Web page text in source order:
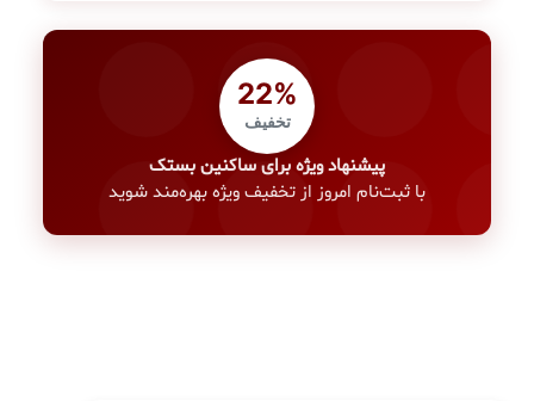
22%
تخفیف
پیشنهاد ویژه برای ساکنین بستک
با ثبت‌نام امروز از تخفیف ویژه بهره‌مند شوید